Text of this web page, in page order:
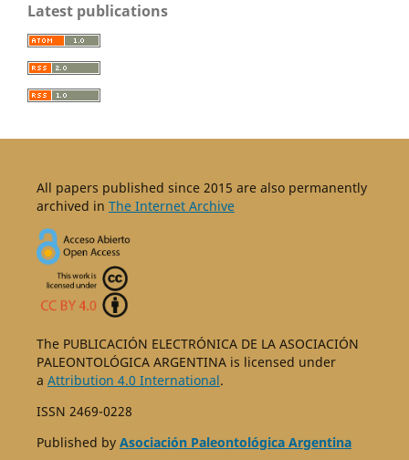
Latest publications
All papers published since 2015 are also permanently
archived in The Internet Archive
The PUBLICACIÓN ELECTRÓNICA DE LA ASOCIACIÓN
PALEONTOLÓGICA ARGENTINA is licensed under
a Attribution 4.0 International.
ISSN 2469-0228
Published by Asociación Paleontológica Argentina